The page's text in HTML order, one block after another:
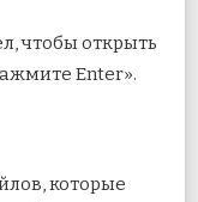
чтобы открыть
Enter».
которые